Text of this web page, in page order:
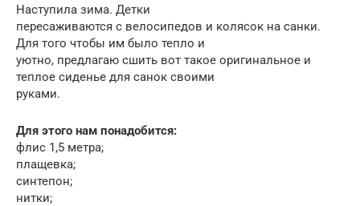
Наступила зима. Детки
пересаживаются с велосипедов и колясок на санки.
Для того чтобы им было тепло и
уютно, предлагаю сшить вот такое оригинальное и
теплое сиденье для санок своими
руками.
Для этого нам понадобится:
флис 1,5 метра;
плащевка;
синтепон;
нитки;